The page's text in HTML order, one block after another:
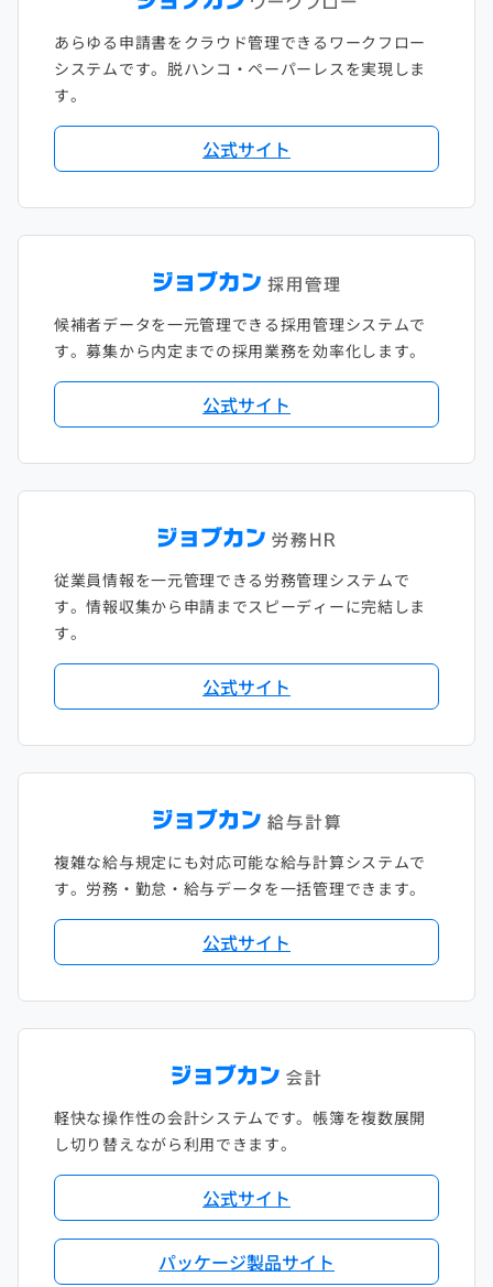
あらゆる申請書をクラウド管理できるワークフロー
システムです。脱ハンコ・ペーパーレスを実現しま
す。
公式サイト
候補者データを一元管理できる採用管理システムで
す。募集から内定までの採用業務を効率化します。
公式サイト
従業員情報を一元管理できる労務管理システムで
す。情報収集から申請までスピーディーに完結しま
す。
公式サイト
複雑な給与規定にも対応可能な給与計算システムで
す。労務・勤怠・給与データを一括管理できます。
公式サイト
軽快な操作性の会計システムです。帳簿を複数展開
し切り替えながら利用できます。
公式サイト
パッケージ製品サイト